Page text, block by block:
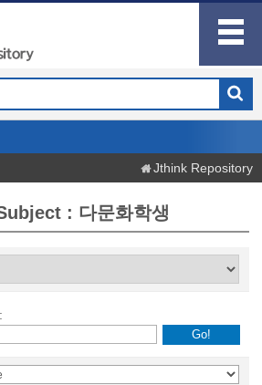
Jthink Repository
: 다문화학생